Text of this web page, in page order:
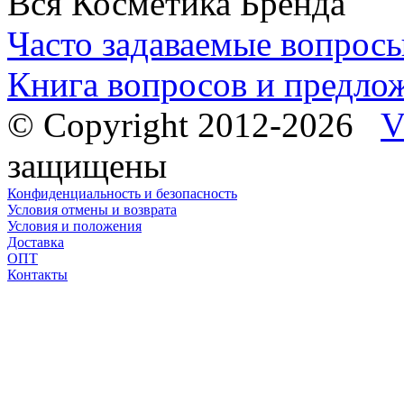
Часто задаваемые
Книга вопросов и
© Copyright 2012-2026
защищены
Конфиденциальность и безопасность
Условия отмены и возврата
Условия и положения
Доставка
ОПТ
Контакты